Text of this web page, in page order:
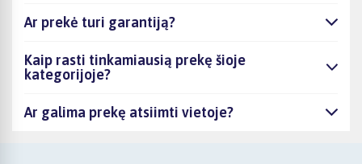
Ar prekė turi garantiją?
Kaip rasti tinkamiausią prekę šioje
kategorijoje?
Ar galima prekę atsiimti vietoje?